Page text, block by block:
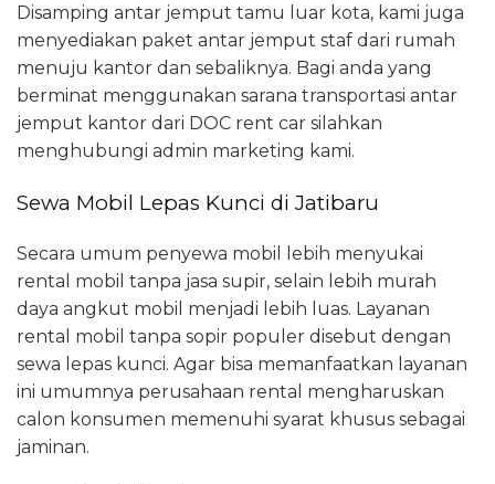
Disamping antar jemput tamu luar kota, kami juga
menyediakan paket antar jemput staf dari rumah
menuju kantor dan sebaliknya. Bagi anda yang
berminat menggunakan sarana transportasi antar
jemput kantor dari DOC rent car silahkan
menghubungi admin marketing kami.
Sewa Mobil Lepas Kunci di Jatibaru
Secara umum penyewa mobil lebih menyukai
rental mobil tanpa jasa supir, selain lebih murah
daya angkut mobil menjadi lebih luas. Layanan
rental mobil tanpa sopir populer disebut dengan
sewa lepas kunci. Agar bisa memanfaatkan layanan
ini umumnya perusahaan rental mengharuskan
calon konsumen memenuhi syarat khusus sebagai
jaminan.